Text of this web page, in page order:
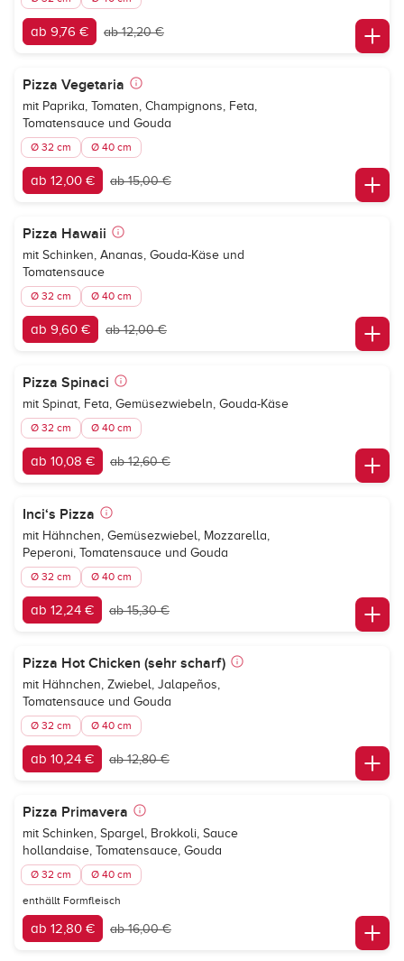
ab 9,76 € ab 12,20 €
Pizza Vegetaria
mit Paprika, Tomaten, Champignons, Feta,
Tomatensauce und Gouda
Ø 32 cm Ø 40 cm
ab 12,00 € ab 15,00 €
Pizza Hawaii
mit Schinken, Ananas, Gouda-Käse und
Tomatensauce
Ø 32 cm Ø 40 cm
ab 9,60 € ab 12,00 €
Pizza Spinaci
mit Spinat, Feta, Gemüsezwiebeln, Gouda-Käse
Ø 32 cm Ø 40 cm
ab 10,08 € ab 12,60 €
Inci‘s Pizza
mit Hähnchen, Gemüsezwiebel, Mozzarella,
Peperoni, Tomatensauce und Gouda
Ø 32 cm Ø 40 cm
ab 12,24 € ab 15,30 €
Pizza Hot Chicken (sehr scharf)
mit Hähnchen, Zwiebel, Jalapeños,
Tomatensauce und Gouda
Ø 32 cm Ø 40 cm
ab 10,24 € ab 12,80 €
Pizza Primavera
mit Schinken, Spargel, Brokkoli, Sauce
hollandaise, Tomatensauce, Gouda
Ø 32 cm Ø 40 cm
enthällt Formfleisch
ab 12,80 € ab 16,00 €